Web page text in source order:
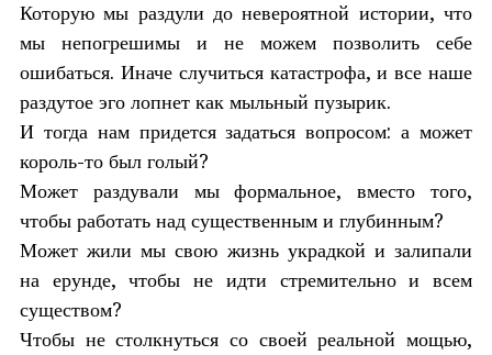
Которую мы раздули до невероятной истории, что
мы непогрешимы и не можем позволить себе
ошибаться. Иначе случиться катастрофа, и все наше
раздутое эго лопнет как мыльный пузырик.
И тогда нам придется задаться вопросом: а может
король-то был голый?
Может раздували мы формальное, вместо того,
чтобы работать над существенным и глубинным?
Может жили мы свою жизнь украдкой и залипали
на ерунде, чтобы не идти стремительно и всем
существом?
Чтобы не столкнуться со своей реальной мощью,